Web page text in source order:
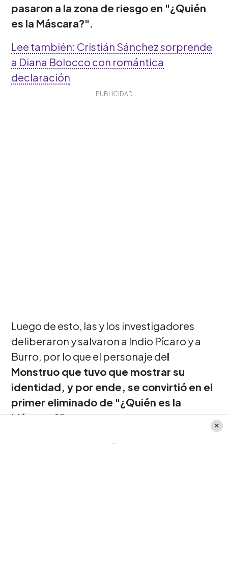
pasaron a la zona de riesgo en "¿Quién
es la Máscara?".
Lee también: Cristián Sánchez sorprende
a Diana Bolocco con romántica
declaración
Luego de esto, las y los investigadores
deliberaron y salvaron a Indio Pícaro y a
Burro, por lo que el personaje del
Monstruo que tuvo que mostrar su
identidad, y por ende, se convirtió en el
primer eliminado de "¿Quién es la
Máscara?".
Sin embargo, luego de que saliera la